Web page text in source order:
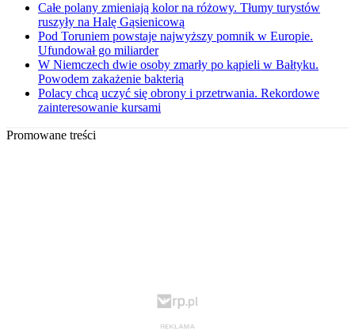
Całe polany zmieniają kolor na różowy. Tłumy turystów
ruszyły na Halę Gąsienicową
Pod Toruniem powstaje najwyższy pomnik w Europie.
Ufundował go miliarder
W Niemczech dwie osoby zmarły po kąpieli w Bałtyku.
Powodem zakażenie bakterią
Polacy chcą uczyć się obrony i przetrwania. Rekordowe
zainteresowanie kursami
Promowane treści